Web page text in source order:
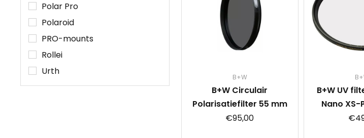
Polar Pro
Polaroid
PRO-mounts
Rollei
Urth
B+W
B+W Circulair
Polarisatiefilter 55 mm
€95,00
B+W UV
Nano XS-